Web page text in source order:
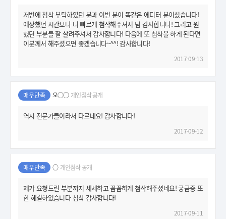
저번에 첨삭 부탁하였던 분과 이번 분이 똑같은 에디터 분이셨습니다!
예상했던 시간보다 더 빠르게 첨삭해주셔서 넘 감사합니다! 그리고 원
했던 부분들 잘 살려주셔서 감사합니다! 다음에 또 첨삭을 하게 된다면
이분께서 해주셨으면 좋겠습니다~^^! 감사합니다!
2017-09-13
매우만족 오○○ 개인첨삭 공개
역시 전문가들이라서 다르네요! 감사합니다!
2017-09-12
매우만족 ○ 개인첨삭 공개
제가 요청드린 부분까지 세세하고 꼼꼼하게 첨삭해주셨네요! 궁금증 또
한 해결하였습니다 첨삭 감사합니다!
2017-09-11